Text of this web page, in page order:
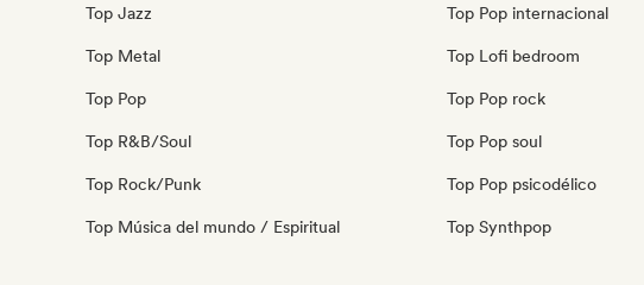
Top Jazz
Top Metal
Top Pop
Top R&B/Soul
Top Rock/Punk
Top Música del mundo / Espiritual
Top Pop internacional
Top Lofi bedroom
Top Pop rock
Top Pop soul
Top Pop psicodélico
Top Synthpop